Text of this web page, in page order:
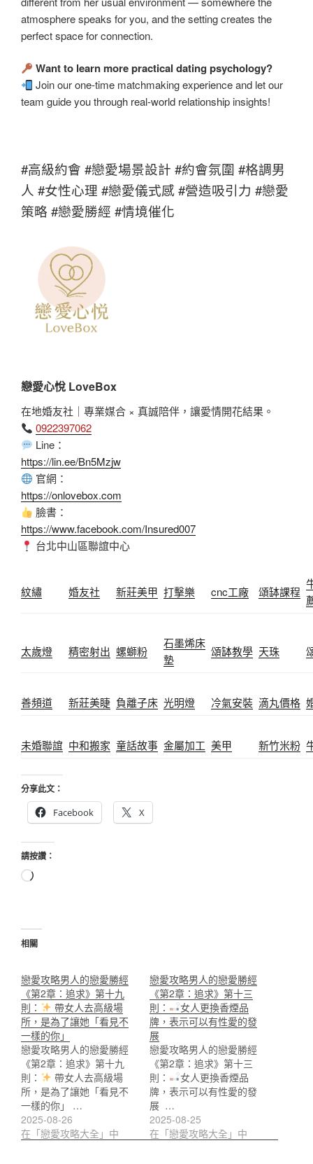
atmosphere speaks for you, and the setting creates the
perfect space for connection.
Want to learn more practical dating psychology?
Join our one-time matchmaking experience and let our
team guide you through real-world relationship insights!
#高級約會 #戀愛場景設計 #約會氛圍 #格調男
人 #女性心理 #戀愛儀式感 #營造吸引力 #戀愛
策略 #戀愛勝經 #情境催化
戀愛心悅 LoveBox
在地婚友社｜專業媒合 × 真誠陪伴，讓愛情開花結果。
0922397062
Line：
https://lin.ee/Bn5Mzjw
官網：
https://onlovebox.com
臉書：
https://www.facebook.com/Insured007
台北中山區聯誼中心
紋繡 婚友社 新莊美甲 打擊樂 cnc工廠 頌缽課程
太歲燈 精密射出 螺螄粉
石墨烯床
墊
頌缽教學 天珠
善頻道 新莊美睫 負離子床 光明燈 冷氣安裝 滴丸價格
未婚聯誼 中和搬家 童話故事 金屬加工 美甲 新竹米粉
分享此文：
Facebook
X
請按讚：
正
入...
相關
戀愛攻略男人的戀愛勝經
《第2章：追求》第十九
則：
帶女人去高級場
所，是為了讓她「看見不
一樣的你」
戀愛攻略男人的戀愛勝經
《第2章：追求》第十九
則：
帶女人去高級場
所，是為了讓她「看見不
一樣的你」 …
2025-08-26
在「戀愛攻略大全」中
戀愛攻略男人的戀愛勝經
《第2章：追求》第十三
則：
女人更換香煙品
牌，表示可以有性愛的發
展
戀愛攻略男人的戀愛勝經
《第2章：追求》第十三
則：
女人更換香煙品
牌，表示可以有性愛的發
展 …
2025-08-25
在「戀愛攻略大全」中